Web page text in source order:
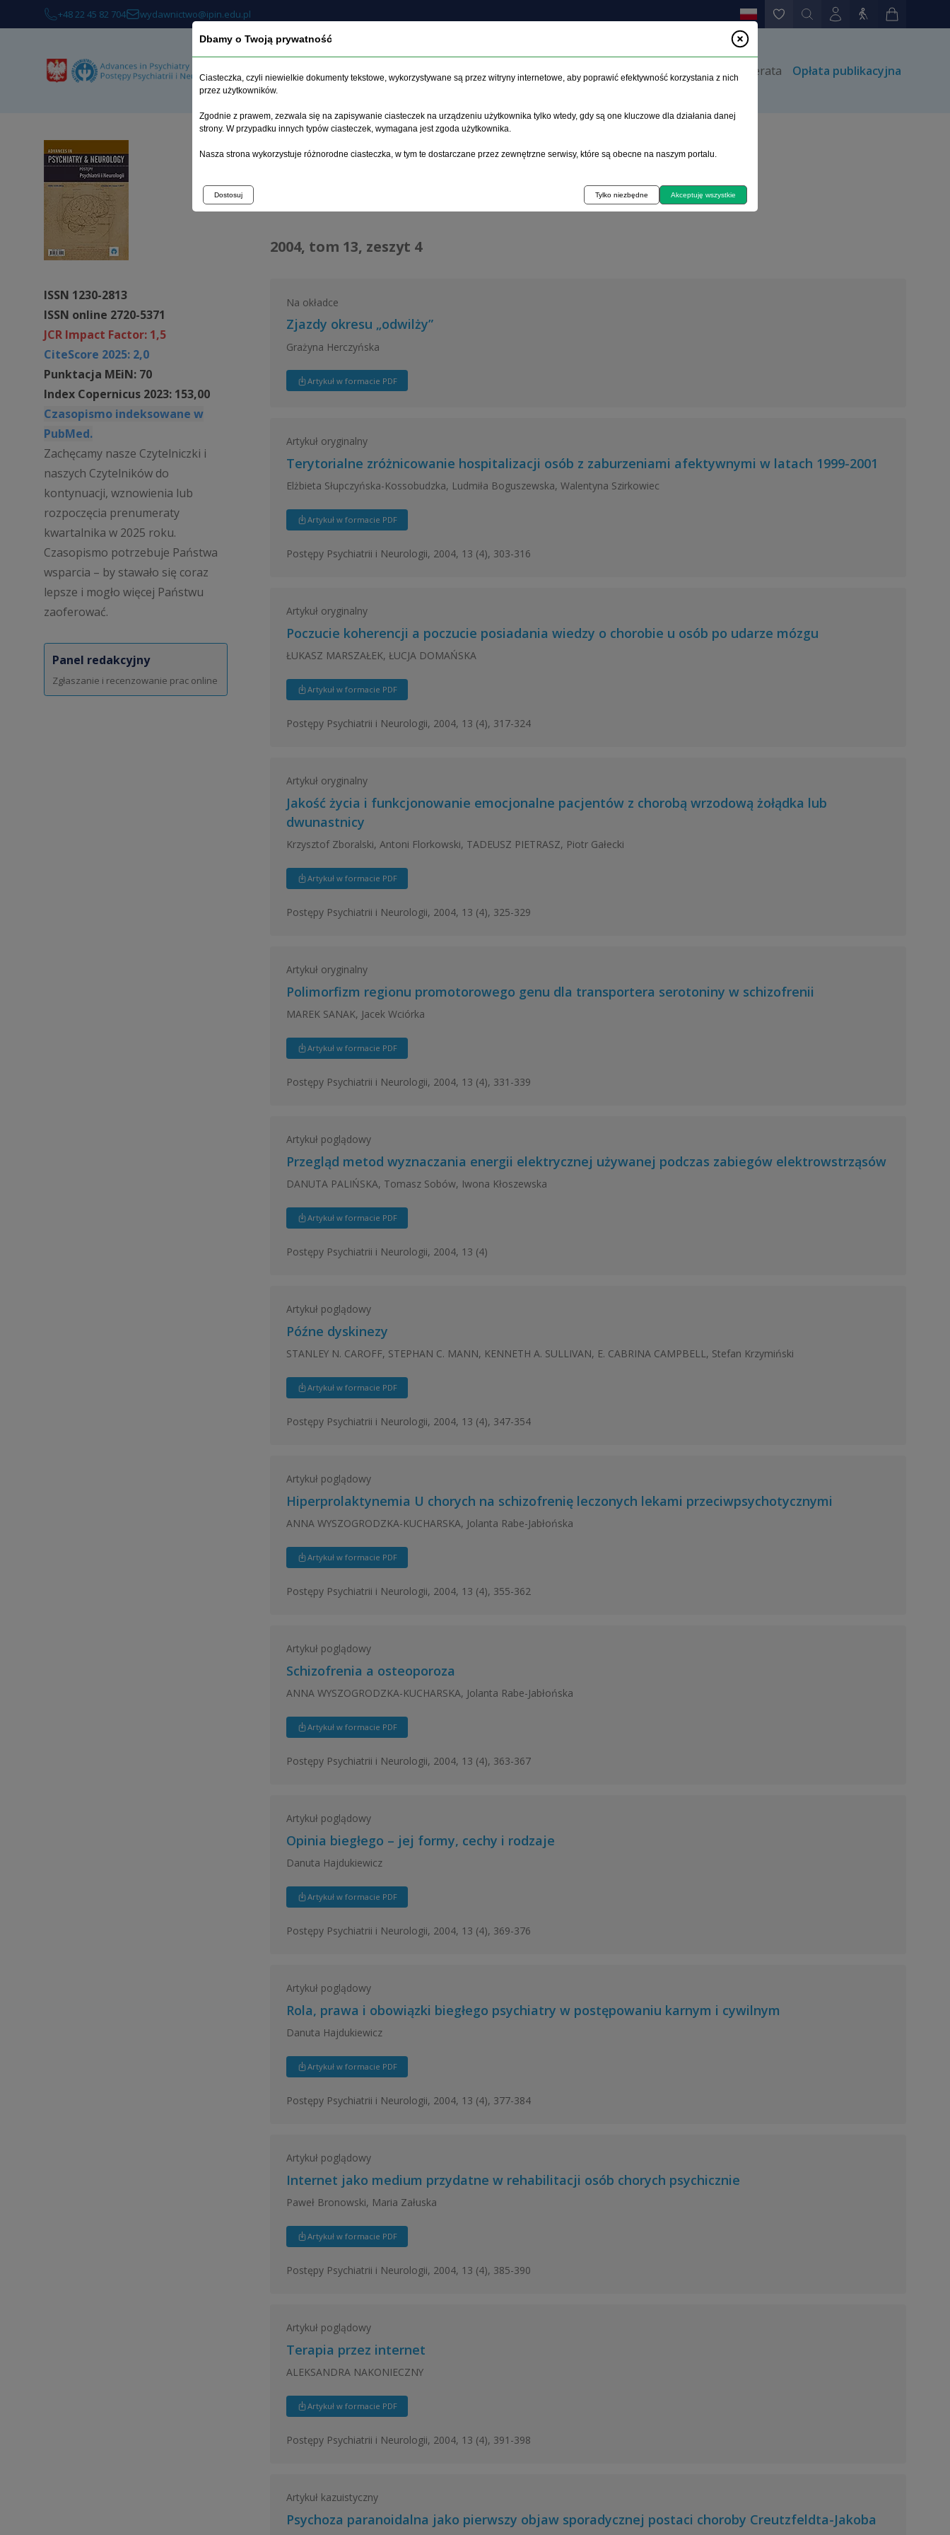
+48 22 45 82 704 wydawnictwo@ipin.edu.pl
O czasopiśmie Archiwum Etyka Instrukcja dla autorów Kontakt Prenumerata Opłata publikacyjna
ISSN 1230-2813
ISSN online 2720-5371
JCR Impact Factor: 1,5
CiteScore 2025: 2,0
Punktacja MEiN: 70
Index Copernicus 2023: 153,00
Czasopismo indeksowane w
PubMed.
Zachęcamy nasze Czytelniczki i
naszych Czytelników do
kontynuacji, wznowienia lub
rozpoczęcia prenumeraty
kwartalnika w 2025 roku.
Czasopismo potrzebuje Państwa
wsparcia – by stawało się coraz
lepsze i mogło więcej Państwu
zaoferować.
Panel redakcyjny
Zgłaszanie i recenzowanie prac online
Strona główna >Archiwum>zeszyt 4
2004, tom 13, zeszyt 4
Na okładce
Zjazdy okresu „odwilży”
Grażyna Herczyńska
Artykuł w formacie PDF
Artykuł oryginalny
Terytorialne zróżnicowanie hospitalizacji osób z zaburzeniami afektywnymi w latach 1999-2001
Elżbieta Słupczyńska-Kossobudzka, Ludmiła Boguszewska, Walentyna Szirkowiec
Artykuł w formacie PDF
Postępy Psychiatrii i Neurologii, 2004, 13 (4), 303-316
Artykuł oryginalny
Poczucie koherencji a poczucie posiadania wiedzy o chorobie u osób po udarze mózgu
ŁUKASZ MARSZAŁEK, ŁUCJA DOMAŃSKA
Artykuł w formacie PDF
Postępy Psychiatrii i Neurologii, 2004, 13 (4), 317-324
Artykuł oryginalny
Jakość życia i funkcjonowanie emocjonalne pacjentów z chorobą wrzodową żołądka lub
dwunastnicy
Krzysztof Zboralski, Antoni Florkowski, TADEUSZ PIETRASZ, Piotr Gałecki
Artykuł w formacie PDF
Postępy Psychiatrii i Neurologii, 2004, 13 (4), 325-329
Artykuł oryginalny
Polimorfizm regionu promotorowego genu dla transportera serotoniny w schizofrenii
MAREK SANAK, Jacek Wciórka
Artykuł w formacie PDF
Postępy Psychiatrii i Neurologii, 2004, 13 (4), 331-339
Artykuł poglądowy
Przegląd metod wyznaczania energii elektrycznej używanej podczas zabiegów elektrowstrząsów
DANUTA PALIŃSKA, Tomasz Sobów, Iwona Kłoszewska
Artykuł w formacie PDF
Postępy Psychiatrii i Neurologii, 2004, 13 (4)
Artykuł poglądowy
Późne dyskinezy
STANLEY N. CAROFF, STEPHAN C. MANN, KENNETH A. SULLIVAN, E. CABRINA CAMPBELL, Stefan Krzymiński
Artykuł w formacie PDF
Postępy Psychiatrii i Neurologii, 2004, 13 (4), 347-354
Artykuł poglądowy
Hiperprolaktynemia U chorych na schizofrenię leczonych lekami przeciwpsychotycznymi
ANNA WYSZOGRODZKA-KUCHARSKA, Jolanta Rabe-Jabłońska
Artykuł w formacie PDF
Postępy Psychiatrii i Neurologii, 2004, 13 (4), 355-362
Artykuł poglądowy
Schizofrenia a osteoporoza
ANNA WYSZOGRODZKA-KUCHARSKA, Jolanta Rabe-Jabłońska
Artykuł w formacie PDF
Postępy Psychiatrii i Neurologii, 2004, 13 (4), 363-367
Artykuł poglądowy
Opinia biegłego – jej formy, cechy i rodzaje
Danuta Hajdukiewicz
Artykuł w formacie PDF
Postępy Psychiatrii i Neurologii, 2004, 13 (4), 369-376
Artykuł poglądowy
Rola, prawa i obowiązki biegłego psychiatry w postępowaniu karnym i cywilnym
Danuta Hajdukiewicz
Artykuł w formacie PDF
Postępy Psychiatrii i Neurologii, 2004, 13 (4), 377-384
Artykuł poglądowy
Internet jako medium przydatne w rehabilitacji osób chorych psychicznie
Paweł Bronowski, Maria Załuska
Artykuł w formacie PDF
Postępy Psychiatrii i Neurologii, 2004, 13 (4), 385-390
Artykuł poglądowy
Terapia przez internet
ALEKSANDRA NAKONIECZNY
Artykuł w formacie PDF
Postępy Psychiatrii i Neurologii, 2004, 13 (4), 391-398
Artykuł kazuistyczny
Psychoza paranoidalna jako pierwszy objaw sporadycznej postaci choroby Creutzfeldta-Jakoba
Dbamy o Twoją prywatność
Ciasteczka, czyli niewielkie dokumenty tekstowe, wykorzystywane są przez witryny internetowe, aby poprawić efektywność korzystania z nich
przez użytkowników.
Zgodnie z prawem, zezwala się na zapisywanie ciasteczek na urządzeniu użytkownika tylko wtedy, gdy są one kluczowe dla działania danej
strony. W przypadku innych typów ciasteczek, wymagana jest zgoda użytkownika.
Nasza strona wykorzystuje różnorodne ciasteczka, w tym te dostarczane przez zewnętrzne serwisy, które są obecne na naszym portalu.
Dostosuj Tylko niezbędne Akceptuję wszystkie